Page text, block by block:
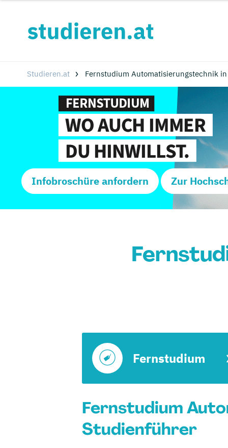
Studieren.at Fernstudium Automatisierungstechnik
Infobroschüre anfordern Zur
Fernstudium
Fernstudium
Studienführer